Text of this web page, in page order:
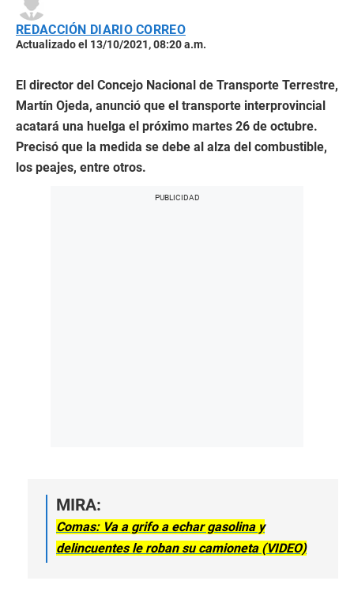
REDACCIÓN DIARIO CORREO
Actualizado el 13/10/2021, 08:20 a.m.
El director del Concejo Nacional de Transporte Terrestre,
Martín Ojeda, anunció que el transporte interprovincial
acatará una huelga el próximo martes 26 de octubre.
Precisó que la medida se debe al alza del combustible,
los peajes, entre otros.
MIRA:
Comas: Va a grifo a echar gasolina y
delincuentes le roban su camioneta (VIDEO)